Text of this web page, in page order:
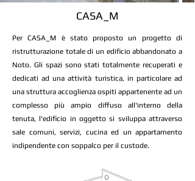
CASA_M
Per CASA_M è stato proposto un progetto di
ristrutturazione totale di un edificio abbandonato a
Noto. Gli spazi sono stati totalmente recuperati e
dedicati ad una attività turistica, in particolare ad
una struttura accoglienza ospiti appartenente ad un
complesso più ampio diffuso all'interno della
tenuta, l'edificio in oggetto si sviluppa attraverso
sale comuni, servizi, cucina ed un appartamento
indipendente con soppalco per il custode.